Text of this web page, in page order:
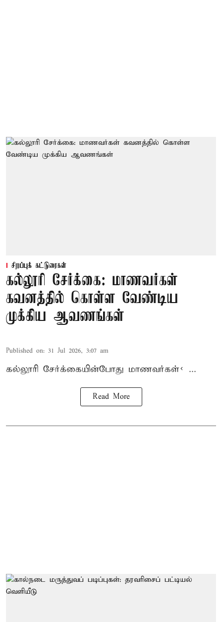
சிறப்புக் கட்டுரைகள்
கல்லூரி சேர்க்கை: மாணவர்கள்
கவனத்தில் கொள்ள வேண்டிய
முக்கிய ஆவணங்கள்
Published on: 31 Jul 2026, 3:07 am
கல்லூரி சேர்க்கையின்போது மாணவர்கள்< ...
Read More